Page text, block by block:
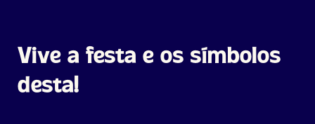
Vive a festa e os símbolos
desta!